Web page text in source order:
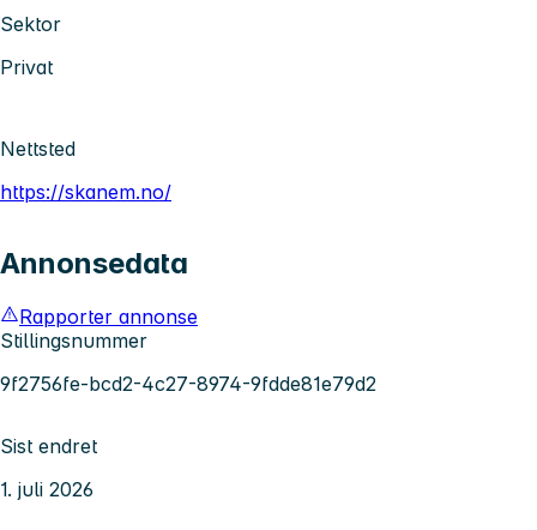
Sektor
Privat
Nettsted
https://skanem.no/
Annonsedata
Rapporter annonse
Stillingsnummer
9f2756fe-bcd2-4c27-8974-9fdde81e79d2
Sist endret
1. juli 2026